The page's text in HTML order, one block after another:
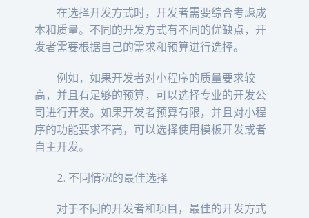
在选择开发方式时，开发者需要综合考虑成
本和质量。不同的开发方式有不同的优缺点，开
发者需要根据自己的需求和预算进行选择。
例如，如果开发者对小程序的质量要求较
高，并且有足够的预算，可以选择专业的开发公
司进行开发。如果开发者预算有限，并且对小程
序的功能要求不高，可以选择使用模板开发或者
自主开发。
2. 不同情况的最佳选择
对于不同的开发者和项目，最佳的开发方式